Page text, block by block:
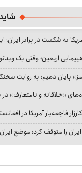
به شکست در برابر ایران؛
اربعین؛ وقتی یک
پایان دهیم؛ به روایت
«خلاقانه و نامتعارف»
فاجعه‌بار آمریکا در
را متوقف کرد؛ موضع